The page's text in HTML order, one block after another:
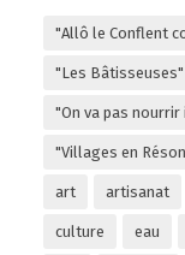
"Allô le Conflent
"Les Bâtisseuses"
"On va pas nourrir
"Villages en
art artisanat
culture eau